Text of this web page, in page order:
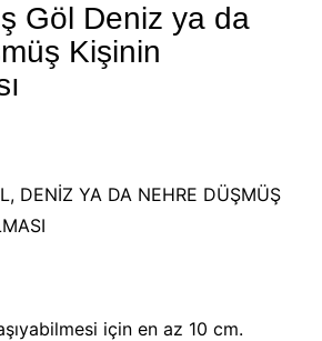
Göl Deniz ya da
Kişinin
DENİZ YA DA NEHRE DÜŞMÜŞ
için en az 10 cm.